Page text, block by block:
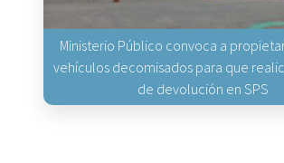
Ministerio Público convoca a
vehículos decomisados para que
de devolución en SPS